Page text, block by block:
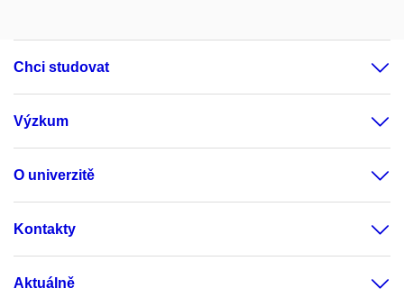
Chci studovat
Výzkum
O univerzitě
Kontakty
Aktuálně